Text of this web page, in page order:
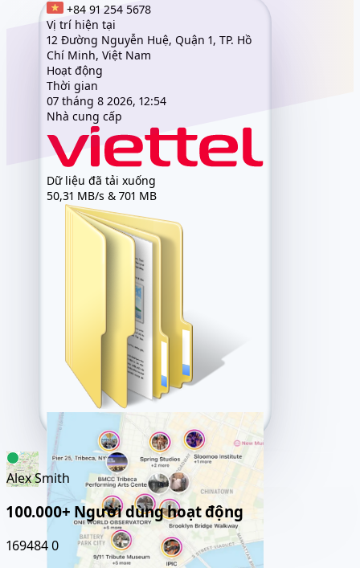
+84 91 254 5678
Vị trí hiện tại
12 Đường Nguyễn Huệ, Quận 1, TP. Hồ
Chí Minh, Việt Nam
Hoạt động
Thời gian
07 tháng 8 2026, 12:54
Nhà cung cấp
Dữ liệu đã tải xuống
50,31 MB/s & 701 MB
Alex Smith
100.000+ Người dùng hoạt động
1694840